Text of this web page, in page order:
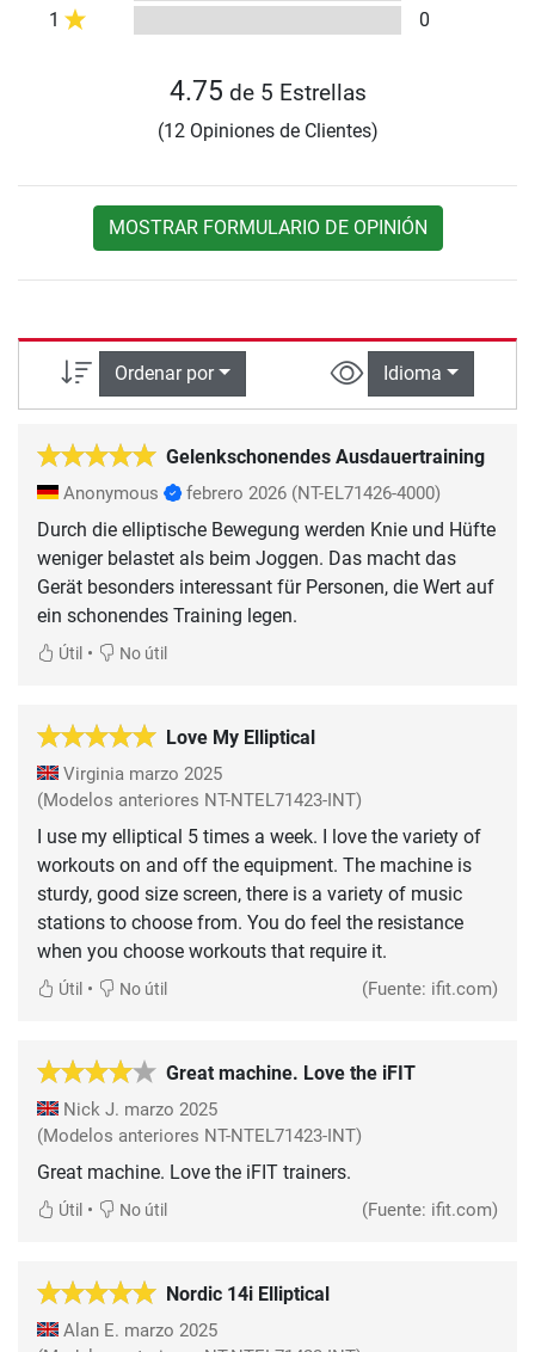
1
0
4.75 de 5 Estrellas
(12 Opiniones de Clientes)
MOSTRAR FORMULARIO DE OPINIÓN
Ordenar por Idioma
Gelenkschonendes Ausdauertraining
Anonymous febrero 2026 (NT-EL71426-4000)
Durch die elliptische Bewegung werden Knie und Hüfte
weniger belastet als beim Joggen. Das macht das
Gerät besonders interessant für Personen, die Wert auf
ein schonendes Training legen.
Útil • No útil
Love My Elliptical
Virginia marzo 2025
(Modelos anteriores NT-NTEL71423-INT)
I use my elliptical 5 times a week. I love the variety of
workouts on and off the equipment. The machine is
sturdy, good size screen, there is a variety of music
stations to choose from. You do feel the resistance
when you choose workouts that require it.
Útil • No útil (Fuente: ifit.com)
Great machine. Love the iFIT
Nick J. marzo 2025
(Modelos anteriores NT-NTEL71423-INT)
Great machine. Love the iFIT trainers.
Útil • No útil (Fuente: ifit.com)
Nordic 14i Elliptical
Alan E. marzo 2025